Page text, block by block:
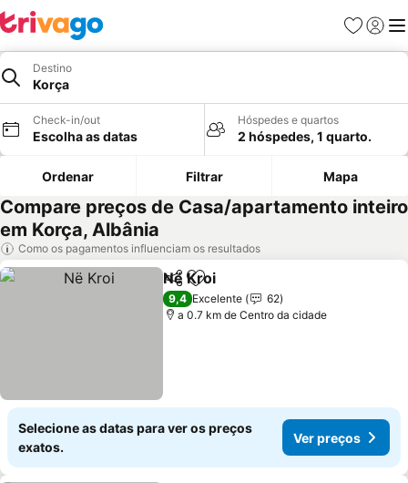
Favoritos
Iniciar
Destino
Korça
Check-in/out
Escolha as datas
Hóspedes e quartos
2 hóspedes, 1 quarto.
Ordenar Filtrar Mapa
Compare preços de Casa/apartamento inteiro
em Korça, Albânia
Como os pagamentos influenciam os resultados
PartilharAdicionar aos favoritos
Në Kroi
9,4 Excelente
62
a 0.7 km de Centro da cidade
Selecione as datas para ver os preços
exatos.
Ver preços